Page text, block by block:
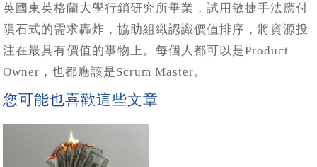
英國東英格蘭大學行銷研究所畢業，試用敏捷手法應付
隕石式的需求轟炸，協助組織認識價值排序，將資源投
注在最具有價值的事物上。每個人都可以是Product
Owner，也都應該是Scrum Master。
您可能也喜歡這些文章